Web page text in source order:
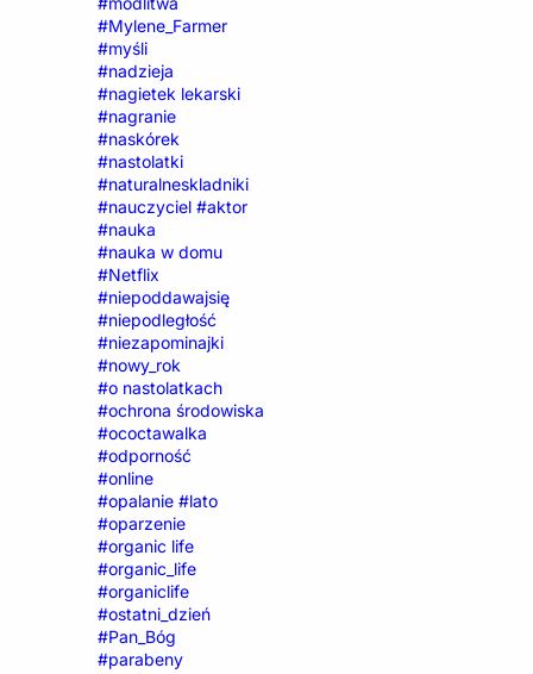
#Mylene_Farmer
#myśli
#nadzieja
#nagietek lekarski
#nagranie
#naskórek
#nastolatki
#naturalneskladniki
#nauczyciel #aktor
#nauka
#nauka w domu
#Netflix
#niepoddawajsię
#niepodległość
#niezapominajki
#nowy_rok
#o nastolatkach
#ochrona środowiska
#ococtawalka
#odporność
#online
#opalanie #lato
#oparzenie
#organic life
#organic_life
#organiclife
#ostatni_dzień
#Pan_Bóg
#parabeny